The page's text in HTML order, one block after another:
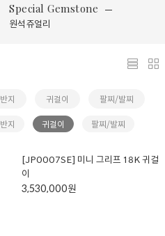
Special Gemstone
원석 쥬얼리
반지 귀걸이 팔찌/발찌
반지 귀걸이 팔찌/발찌
[JP0007SE] 미니 그리프 18K 귀걸
이
3,530,000원